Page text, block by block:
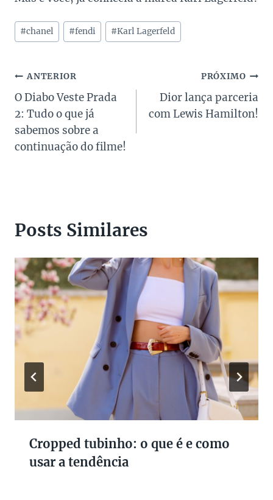
Tags
do
#chanel #fendi #Karl Lagerfeld
Navegação
de
Post
ANTERIOR
O Diabo Veste Prada
2: Tudo o que já
sabemos sobre a
continuação do filme!
PRÓXIMO
Dior lança parceria
com Lewis Hamilton!
Posts Similares
Cropped tubinho: o que é e como
usar a tendência